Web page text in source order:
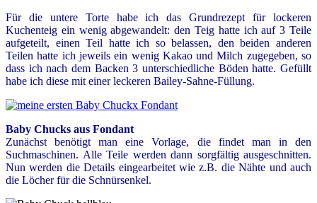
Für die untere Torte habe ich das Grundrezept für lockeren
Kuchenteig ein wenig abgewandelt: den Teig hatte ich auf 3 Teile
aufgeteilt, einen Teil hatte ich so belassen, den beiden anderen
Teilen hatte ich jeweils ein wenig Kakao und Milch zugegeben, so
dass ich nach dem Backen 3 unterschiedliche Böden hatte. Gefüllt
habe ich diese mit einer leckeren Bailey-Sahne-Füllung.
Baby Chucks aus Fondant
Zunächst benötigt man eine Vorlage, die findet man in den
Suchmaschinen. Alle Teile werden dann sorgfältig ausgeschnitten.
Nun werden die Details eingearbeitet wie z.B. die Nähte und auch
die Löcher für die Schnürsenkel.